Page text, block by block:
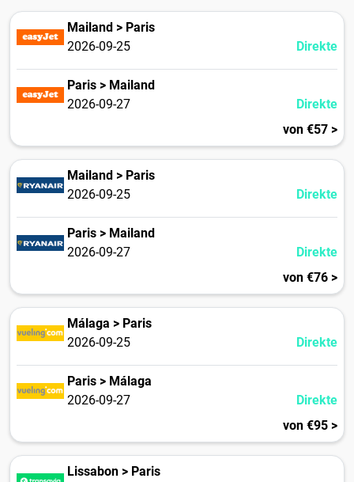
Mailand > Paris
2026-09-25
Direkte
Paris > Mailand
2026-09-27
Direkte
von €57 >
Mailand > Paris
2026-09-25
Direkte
Paris > Mailand
2026-09-27
Direkte
von €76 >
Málaga > Paris
2026-09-25
Direkte
Paris > Málaga
2026-09-27
Direkte
von €95 >
Lissabon > Paris